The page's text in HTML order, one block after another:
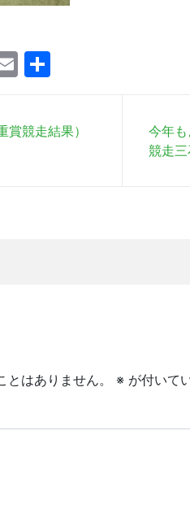
Email
競走結果）
今年
競走三
はありません。 ※ が付いて